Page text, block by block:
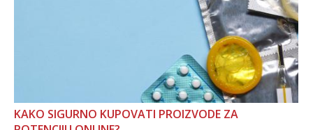
KAKO SIGURNO KUPOVATI PROIZVODE ZA